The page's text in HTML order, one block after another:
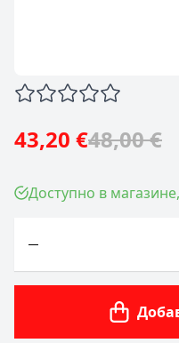
43,20 €48,00 €
Доступно в